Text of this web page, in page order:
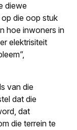
diewe
die oop stuk
hoe inwoners in
elektrisiteit
van die
dat die
dat
die terrein te